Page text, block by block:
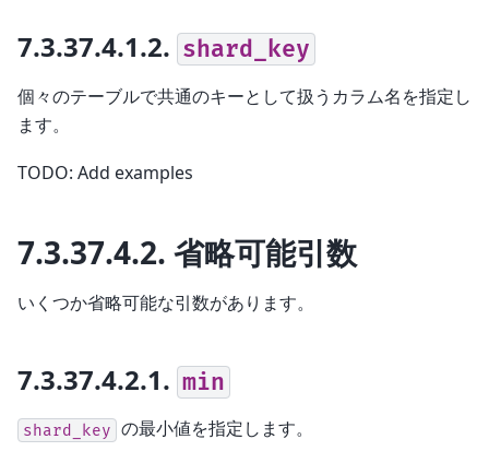
7.3.37.4.1.2. shard_key
個々のテーブルで共通のキーとして扱うカラム名を指定し
ます。
TODO: Add examples
7.3.37.4.2. 省略可能引数
いくつか省略可能な引数があります。
7.3.37.4.2.1. min
shard_key の最小値を指定します。